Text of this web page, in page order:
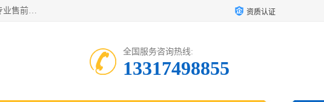
湖南兰思仪器有限公司是一家从事检测仪器研发生产销售和维修保养服务的综合型企业，产品符合国际标准可按需定制专业售前售后工程师，主要有门窗性能体验箱、门窗隔音展示箱、恒温恒湿试验箱、步入式恒温恒湿房、高低温试验箱、老化试验箱、老化试验房、恒温恒湿培养箱、水泥标准养护试验箱、电热鼓风干燥试验箱、真空干燥箱、工业烤箱、盐雾腐蚀试验箱等。 资质认证
全国服务咨询热线:
13317498855